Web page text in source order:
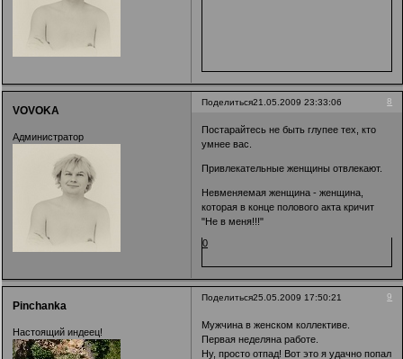
Поделиться 8
21.05.2009 23:33:06
VOVOKA
Администратор
Постарайтесь не быть глупее тех, кто
умнее вас.
Привлекательные женщины отвлекают.
Невменяемая женщина - женщина,
которая в конце полового акта кричит
"Не в меня!!!"
0
Поделиться 9
25.05.2009 17:50:21
Pinchanka
Настоящий индеец!
Мужчина в женском коллективе.
Первая неделяна работе.
Ну, просто отпад! Вот это я удачно попал